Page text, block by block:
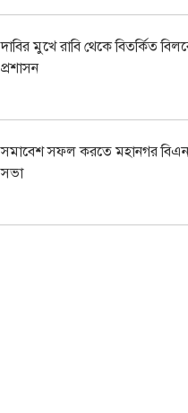
দাবির মুখে রাবি থেকে বিতর্কিত
প্রশাসন
সমাবেশ সফল করতে মহানগর
সভা